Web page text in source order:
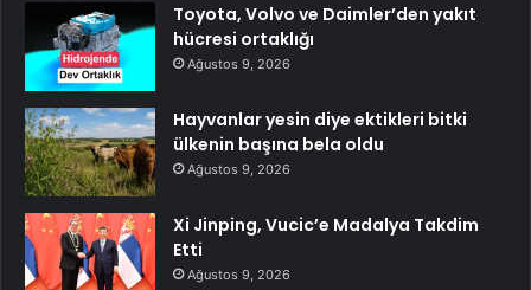
Toyota, Volvo ve Daimler’den yakıt
hücresi ortaklığı
Ağustos 9, 2026
Hayvanlar yesin diye ektikleri bitki
ülkenin başına bela oldu
Ağustos 9, 2026
Xi Jinping, Vucic’e Madalya Takdim
Etti
Ağustos 9, 2026